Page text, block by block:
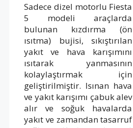
Sadece dizel motorlu Fiesta
5 modeli araçlarda
bulunan kızdırma (ön
ısıtma) bujisi, sıkıştırılan
yakıt ve hava karışımını
ısıtarak yanmasının
kolaylaştırmak için
geliştirilmiştir. Isınan hava
ve yakıt karışımı çabuk alev
alır ve soğuk havalarda
yakıt ve zamandan tasarruf